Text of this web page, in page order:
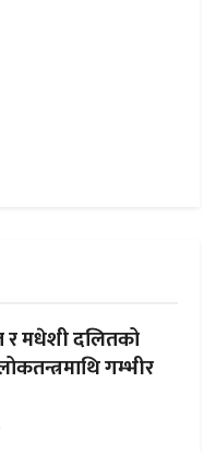
मधेशी दलितको
गम्भीर